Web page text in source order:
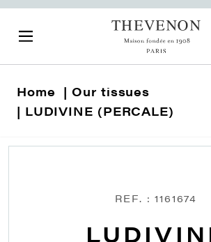
Home
Our tissues
LUDIVINE (PERCALE)
REF. : 1161674